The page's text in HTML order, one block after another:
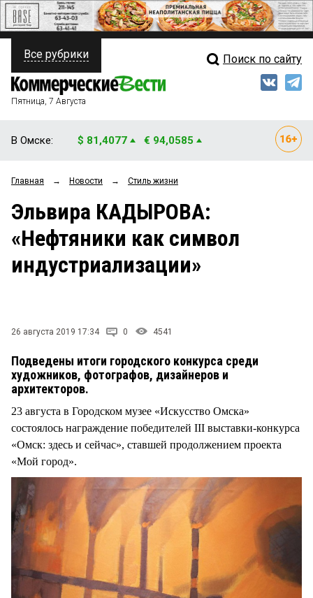
ПОЛИТИКА
ФИНАНСЫ
ОБЩЕСТВО
ЗАКОН
НОВОСТИ КОМПАНИЙ
Свежий выпуск
Рейтинги
Блоги
Архив
Все рубрики Поиск по сайту
Пятница, 7 Августа
В Омске: $ 81,4077 € 94,0585
Главная → Новости → Стиль жизни
Эльвира КАДЫРОВА:
«Нефтяники как символ
индустриализации»
26 августа 2019 17:34 0 4541
Подведены итоги городского конкурса среди
художников, фотографов, дизайнеров и
архитекторов.
23 августа в Городском музее «Искусство Омска»
состоялось награждение победителей III выставки-конкурса
«Омск: здесь и сейчас», ставшей продолжением проекта
«Мой город».